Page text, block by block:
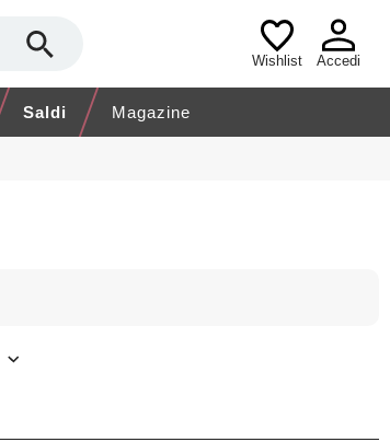
Wishlist Accedi
Saldi Magazine